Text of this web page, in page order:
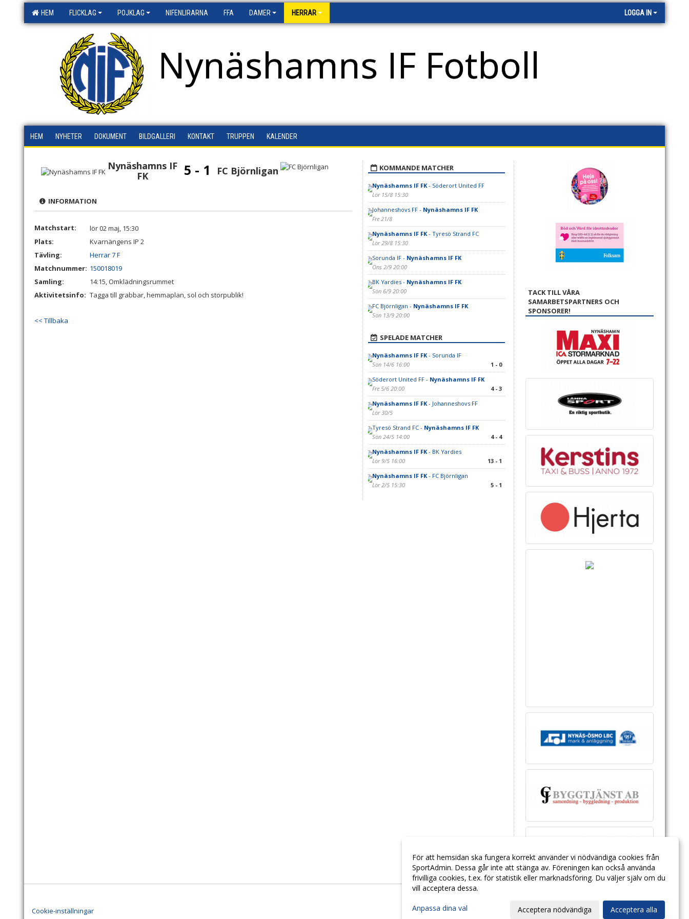
HEM FLICKLAG POJKLAG NIFENLIRARNA FFA DAMER HERRAR LOGGA IN
Nynäshamns IF Fotboll
HEM NYHETER DOKUMENT BILDGALLERI KONTAKT TRUPPEN KALENDER
Nynäshamns IF
FK
5 - 1 FC Björnligan
INFORMATION
Matchstart:
lör 02 maj, 15:30
Plats:
Kvarnängens IP 2
Tävling:
Herrar 7 F
Matchnummer: 150018019
Samling:
14:15, Omklädningsrummet
Aktivitetsinfo: Tagga till grabbar, hemmaplan, sol och storpublik!
<< Tillbaka
KOMMANDE MATCHER
Nynäshamns IF FK- Söderort United FF
Lör 15/8 15:30
Johanneshovs FF - Nynäshamns IF FK
Fre 21/8
Nynäshamns IF FK- Tyresö Strand FC
Lör 29/8 15:30
Sorunda IF - Nynäshamns IF FK
Ons 2/9 20:00
BK Yardies - Nynäshamns IF FK
Sön 6/9 20:00
FC Björnligan - Nynäshamns IF FK
Sön 13/9 20:00
SPELADE MATCHER
Nynäshamns IF FK- Sorunda IF
Sön 14/6 16:00
1 - 0
Söderort United FF - Nynäshamns IF FK
Fre 5/6 20:00
4 - 3
Nynäshamns IF FK- Johanneshovs FF
Lör 30/5
Tyresö Strand FC - Nynäshamns IF FK
Sön 24/5 14:00
4 - 4
Nynäshamns IF FK- BK Yardies
Lör 9/5 16:00
13 - 1
Nynäshamns IF FK- FC Björnligan
Lör 2/5 15:30
5 - 1
TACK TILL VÅRA
SAMARBETSPARTNERS OCH
SPONSORER!
Cookie-inställningar
För att hemsidan ska fungera korrekt använder vi nödvändiga cookies från
SportAdmin. Dessa går inte att stänga av. Föreningen kan också använda
frivilliga cookies, t.ex. för statistik eller marknadsföring. Du väljer själv om du
vill acceptera dessa.
Anpassa dina val Acceptera nödvändiga Acceptera alla